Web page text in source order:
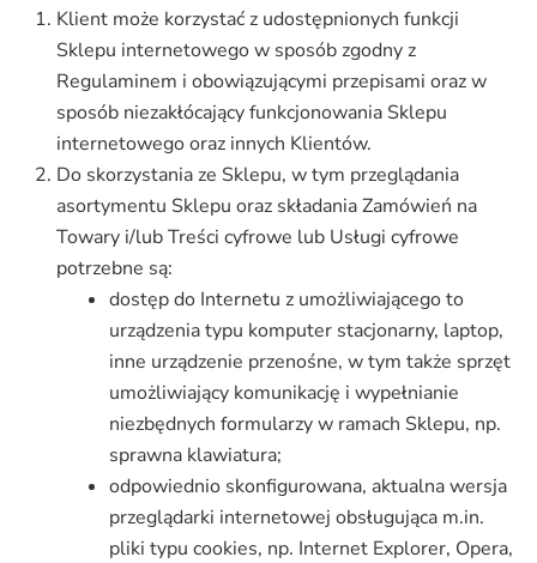
Klient może korzystać z udostępnionych funkcji
Sklepu internetowego w sposób zgodny z
Regulaminem i obowiązującymi przepisami oraz w
sposób niezakłócający funkcjonowania Sklepu
internetowego oraz innych Klientów.
Do skorzystania ze Sklepu, w tym przeglądania
asortymentu Sklepu oraz składania Zamówień na
Towary i/lub Treści cyfrowe lub Usługi cyfrowe
potrzebne są:
dostęp do Internetu z umożliwiającego to
urządzenia typu komputer stacjonarny, laptop,
inne urządzenie przenośne, w tym także sprzęt
umożliwiający komunikację i wypełnianie
niezbędnych formularzy w ramach Sklepu, np.
sprawna klawiatura;
odpowiednio skonfigurowana, aktualna wersja
przeglądarki internetowej obsługująca m.in.
pliki typu cookies, np. Internet Explorer, Opera,